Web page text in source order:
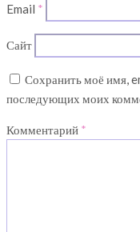
Email *
Сайт
Сохранить моё имя,
последующих моих
Комментарий *